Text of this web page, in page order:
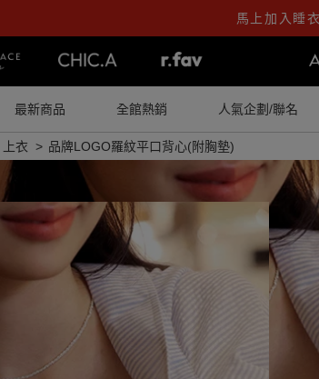
馬上加入睡
最新商品 全館熱銷 人氣企劃/聯名
上衣 品牌LOGO羅紋平口背心(附胸墊)